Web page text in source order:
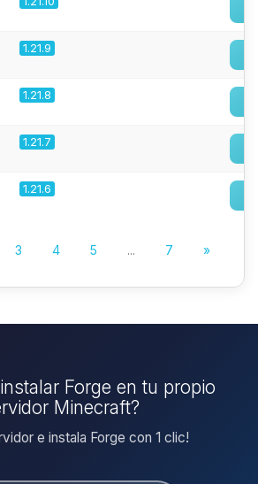
1.21.9
1.21.8
1.21.7
1.21.6
3 4 5 ... 7 »
Forge en tu propio
Minecraft?
e instala Forge con 1 clic!